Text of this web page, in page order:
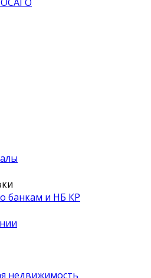
банкам и НБ КР
недвижимость